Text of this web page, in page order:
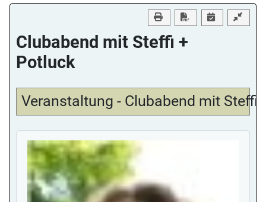
Download PDF
Clubabend mit Steffi +
Potluck
Veranstaltung - Clubabend mit Steffi